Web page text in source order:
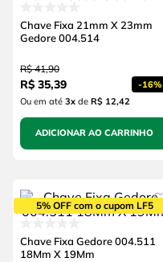
Chave Fixa 21mm X 23mm
Gedore 004.514
R$ 41,90
R$ 35,39 -16%
Ou em até 3xde R$ 12,42
ADICIONAR AO CARRINHO
5% OFF com o cupom LF5
Chave Fixa Gedore 004.511
18Mm X 19Mm